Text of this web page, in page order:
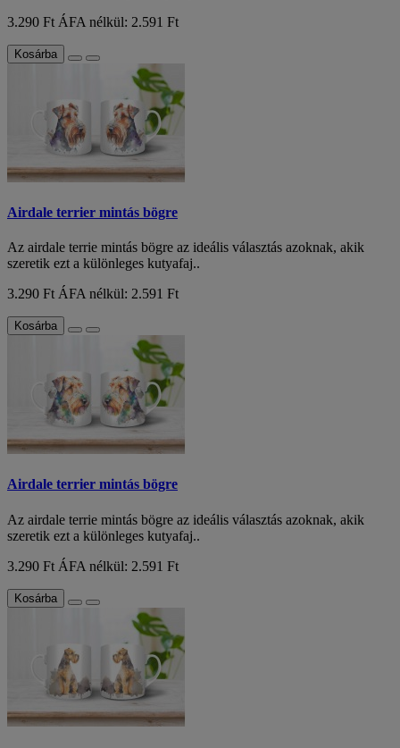
3.290 Ft ÁFA nélkül: 2.591 Ft
Kosárba
Airdale terrier mintás bögre
Az airdale terrie mintás bögre az ideális választás azoknak, akik
szeretik ezt a különleges kutyafaj..
3.290 Ft ÁFA nélkül: 2.591 Ft
Kosárba
Airdale terrier mintás bögre
Az airdale terrie mintás bögre az ideális választás azoknak, akik
szeretik ezt a különleges kutyafaj..
3.290 Ft ÁFA nélkül: 2.591 Ft
Kosárba